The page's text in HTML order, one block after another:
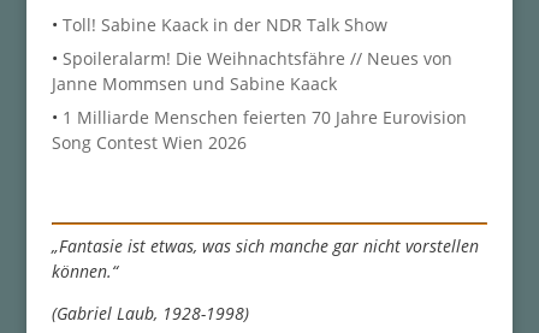
• Toll! Sabine Kaack in der NDR Talk Show
• Spoileralarm! Die Weihnachtsfähre // Neues von
Janne Mommsen und Sabine Kaack
• 1 Milliarde Menschen feierten 70 Jahre Eurovision
Song Contest Wien 2026
„Fantasie ist etwas, was sich manche gar nicht vorstellen
können.“
(Gabriel Laub, 1928-1998)